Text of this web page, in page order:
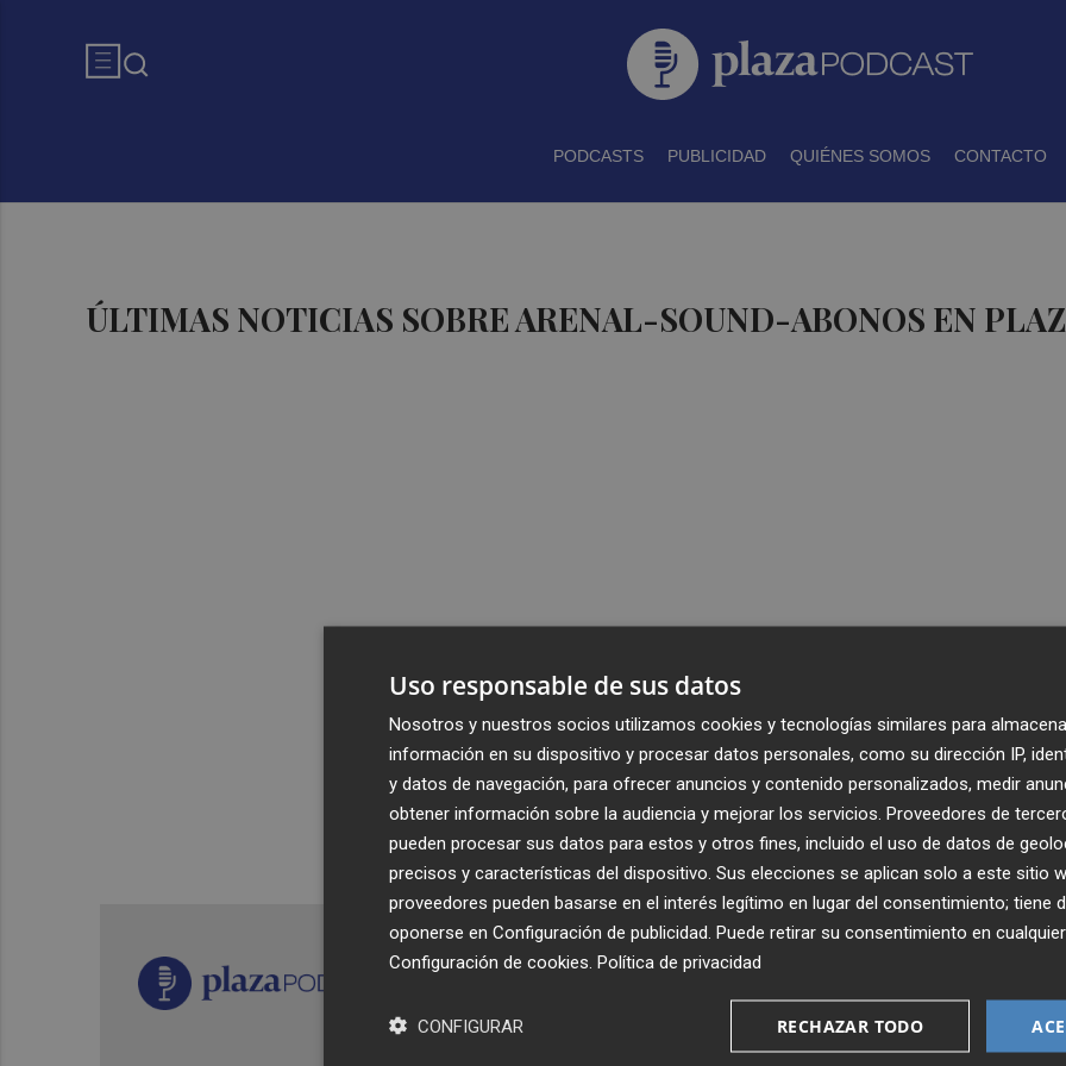
PODCASTS PUBLICIDAD QUIÉNES SOMOS CONTACTO
ÚLTIMAS NOTICIAS SOBRE ARENAL-SOUND-ABONOS EN
Recibe toda la actualidad de
Plaza Podcast en tu correo
Uso responsable de sus datos
Nosotros y nuestros socios utilizamos cookies y tecnologías similares para
información en su dispositivo y procesar datos personales, como su dirección IP,
y datos de navegación, para ofrecer anuncios y contenido personalizados, medir
obtener información sobre la audiencia y mejorar los servicios. Proveedores de
pueden procesar sus datos para estos y otros fines, incluido el uso de datos de
precisos y características del dispositivo. Sus elecciones se aplican solo a este sitio
proveedores pueden basarse en el interés legítimo en lugar del consentimiento; tiene
oponerse en Configuración de publicidad . Puede retirar su consentimiento en
Configuración de cookies Política de privacidad
RECHAZAR TODO
CONFIGURAR